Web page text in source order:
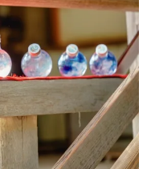
ブ展示体験の魅力
非日常の時間